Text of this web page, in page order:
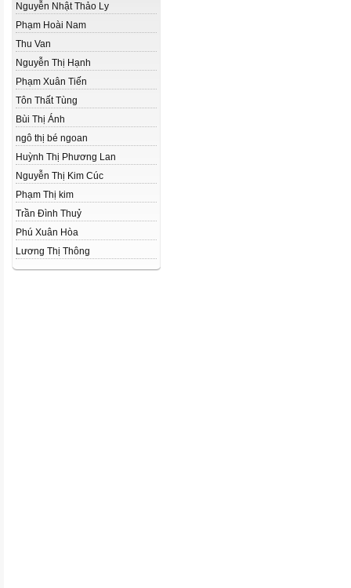
Nguyễn Nhật Thảo Ly
Phạm Hoài Nam
Thu Van
Nguyễn Thị Hạnh
Phạm Xuân Tiến
Tôn Thất Tùng
Bùi Thị Ánh
ngô thị bé ngoan
Huỳnh Thị Phương Lan
Nguyễn Thị Kim Cúc
Phạm Thị kim
Trần Đình Thuỷ
Phú Xuân Hòa
Lương Thị Thông